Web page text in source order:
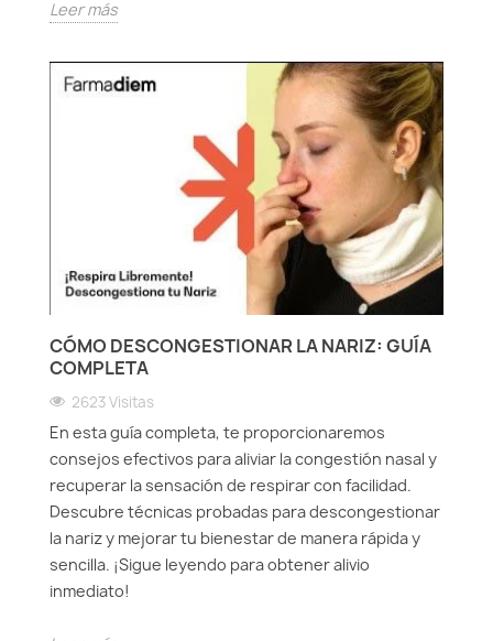
Leer más
CÓMO DESCONGESTIONAR LA NARIZ: GUÍA
COMPLETA
2623 Visitas
En esta guía completa, te proporcionaremos
consejos efectivos para aliviar la congestión nasal y
recuperar la sensación de respirar con facilidad.
Descubre técnicas probadas para descongestionar
la nariz y mejorar tu bienestar de manera rápida y
sencilla. ¡Sigue leyendo para obtener alivio
inmediato!